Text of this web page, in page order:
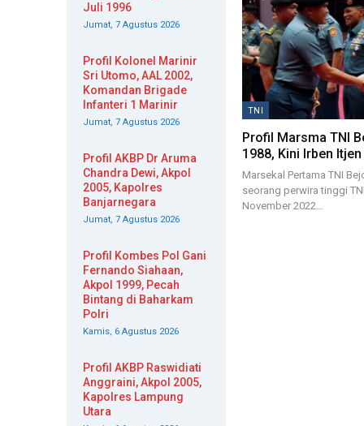
TNI
Profil Marsma TNI
1988, Kini Irben Itjen
Marsekal Pertama TNI
seorang perwira tinggi
November 2022…
Juli 1996
Jumat, 7 Agustus 2026
Profil Kolonel Marinir
Sri Utomo, AAL 2002,
Komandan Brigade
Infanteri 1 Marinir
Jumat, 7 Agustus 2026
Profil AKBP Dr Aruma
Chandra Dewi, Akpol
2005, Kapolres
Banjarnegara
Jumat, 7 Agustus 2026
Profil Kombes Pol Gani
Fernando Siahaan,
Akpol 1999, Pecah
Bintang di Baharkam
Polri
Kamis, 6 Agustus 2026
Profil AKBP Raswidiati
Anggraini, Akpol 2005,
Kapolres Lampung
Utara